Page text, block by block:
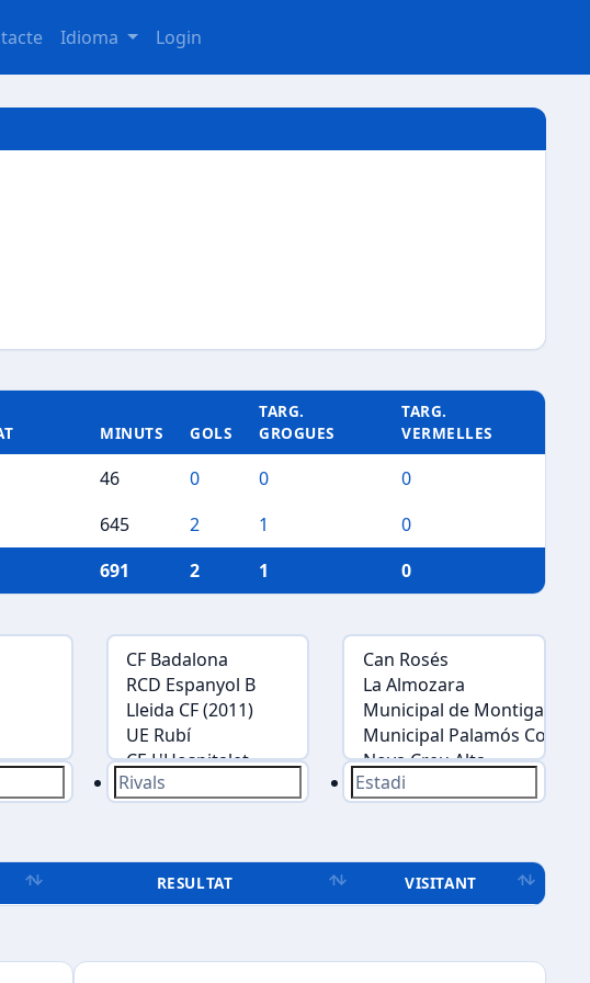
Idioma Login
MINUTS GOLS
TARG.
GROGUES
TARG.
VERMELLES
46 0 0
0
645 2 1
0
691 2 1 0
RESULTAT VISITANT